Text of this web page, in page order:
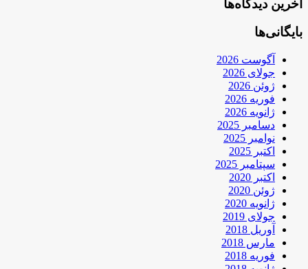
آخرین دیدگاه‌ها
بایگانی‌ها
آگوست 2026
جولای 2026
ژوئن 2026
فوریه 2026
ژانویه 2026
دسامبر 2025
نوامبر 2025
اکتبر 2025
سپتامبر 2025
اکتبر 2020
ژوئن 2020
ژانویه 2020
جولای 2019
آوریل 2018
مارس 2018
فوریه 2018